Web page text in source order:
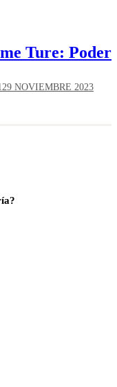
Ture: Poder
29 NOVIEMBRE 2023